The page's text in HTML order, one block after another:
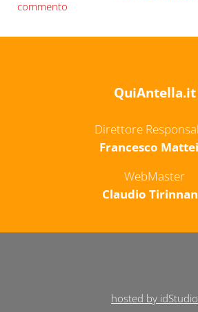
commento
QuiAntella.it
Direttore
Francesco
WebMaster
Claudio
hosted by idStudio